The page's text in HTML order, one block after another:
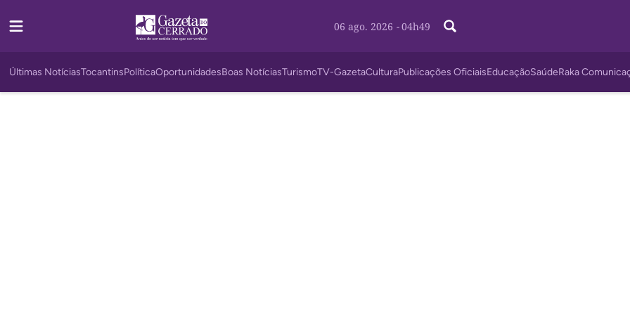
06 ago. 2026 - 04h49
Últimas NotíciasTocantinsPolíticaOportunidadesBoas NotíciasTurismoTV-GazetaCulturaPublicações OficiaisEducaçãoSaúdeRaka